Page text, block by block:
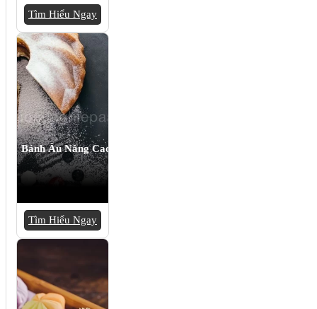
Tìm Hiểu Ngay
Bánh Âu Nâng Cao
Tìm Hiểu Ngay